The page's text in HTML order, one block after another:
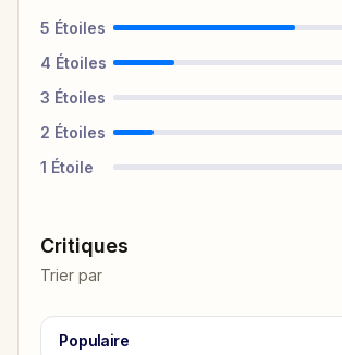
5 Étoiles
4 Étoiles
3 Étoiles
2 Étoiles
1 Étoile
Critiques
Trier par
Populaire